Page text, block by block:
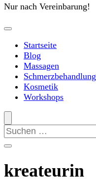
Nur nach Vereinbarung!
Startseite
Blog
Massagen
Schmerzbehandlung
Kosmetik
Workshops
Suchen
nach:
kreateurin